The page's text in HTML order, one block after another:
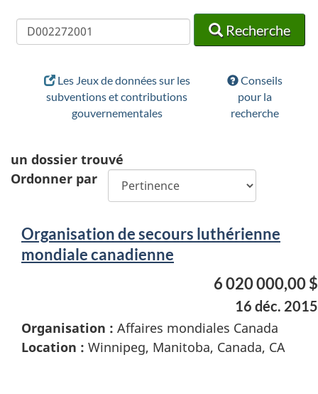
Recherche
Recherche
Recherche
Les Jeux de données sur les
subventions et contributions
gouvernementales
Conseils
pour la
recherche
un dossier trouvé
Ordonner par
Organisation de secours luthérienne
mondiale canadienne
6 020 000,00 $
16 déc. 2015
Organisation : Affaires mondiales Canada
Location : Winnipeg, Manitoba, Canada, CA